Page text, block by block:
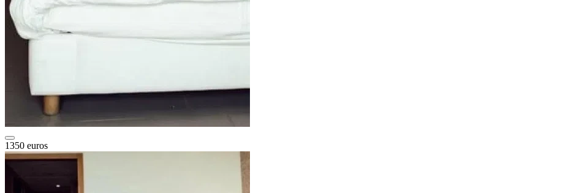
1350 euros